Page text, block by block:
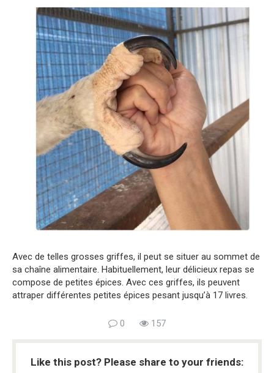
Avec de telles grosses griffes, il peut se situer au sommet de
sa chaîne alimentaire. Habituellement, leur délicieux repas se
compose de petites épices. Avec ces griffes, ils peuvent
attraper différentes petites épices pesant jusqu’à 17 livres.
0 157
Like this post? Please share to your friends: